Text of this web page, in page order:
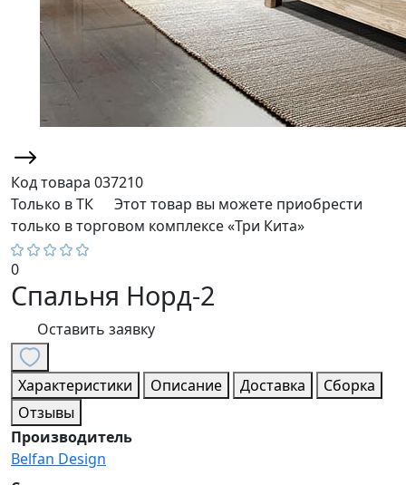
Код товара 037210
Только в ТК
Этот товар вы можете приобрести
только в торговом комплексе «Три Кита»
0
Спальня Норд-2
Оставить заявку
Характеристики Описание Доставка
Сборка
Отзывы
Производитель
Belfan Design